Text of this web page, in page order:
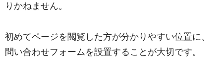
りかねません。
初めてページを閲覧した方が分かりやすい位置に、
問い合わせフォームを設置することが大切です。